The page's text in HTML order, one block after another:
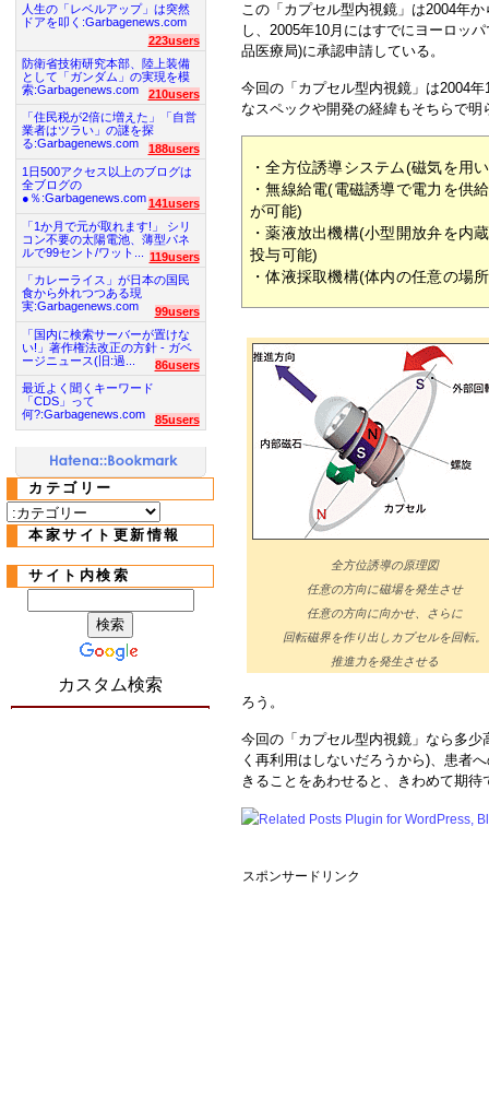
この「カプセル型内視鏡」は2004年
し、2005年10月にはすでにヨーロッ
品医療局)に承認申請している。
今回の「カプセル型内視鏡」は2004年
なスペックや開発の経緯もそちらで
・全方位誘導システム(磁気を用
・無線給電(電磁誘導で電力を供
が可能)
・薬液放出機構(小型開放弁を内
投与可能)
・体液採取機構(体内の任意の場
全方位誘導の原理図
任意の方向に磁場を発生させ
任意の方向に向かせ、さらに
回転磁界を作り出しカプセルを回転。
推進力を発生させる
ろう。
今回の「カプセル型内視鏡」なら多
く再利用はしないだろうから)、患者
きることをあわせると、きわめて期
スポンサードリンク
人生の「レベルアップ」は突然
ドアを叩く:Garbagenews.com
223users
防衛省技術研究本部、陸上装備
として「ガンダム」の実現を模
索:Garbagenews.com
210users
「住民税が2倍に増えた」「自営
業者はツラい」の謎を探
る:Garbagenews.com
188users
1日500アクセス以上のブログは
全ブログの
●％:Garbagenews.com 141users
「1か月で元が取れます!」 シリ
コン不要の太陽電池、薄型パネ
ルで99セント/ワット...
119users
「カレーライス」が日本の国民
食から外れつつある現
実:Garbagenews.com
99users
「国内に検索サーバーが置けな
い!」著作権法改正の方針 - ガベ
ージニュース(旧:過...
86users
最近よく聞くキーワード
「CDS」って
何?:Garbagenews.com
85users
カテゴリー
本家サイト更新情報
サイト内検索
カスタム検索